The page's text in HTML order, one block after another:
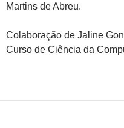
Martins de Abreu.
Colaboração de Jaline
Curso de Ciência da